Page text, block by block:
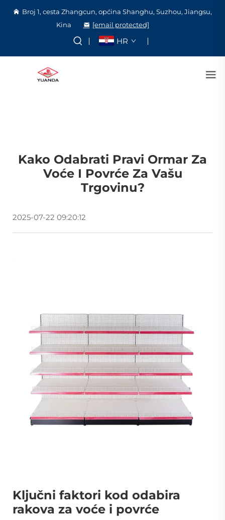
Broj 1, cesta Zhangcun, općina Shanghu, Suzhou, Jiangsu,
Kina
[email protected]
HR
Kako Odabrati Pravi Ormar Za
Voće I Povrće Za Vašu
Trgovinu?
2025-07-22 09:20:12
Ključni faktori kod odabira
rakova za voće i povrće